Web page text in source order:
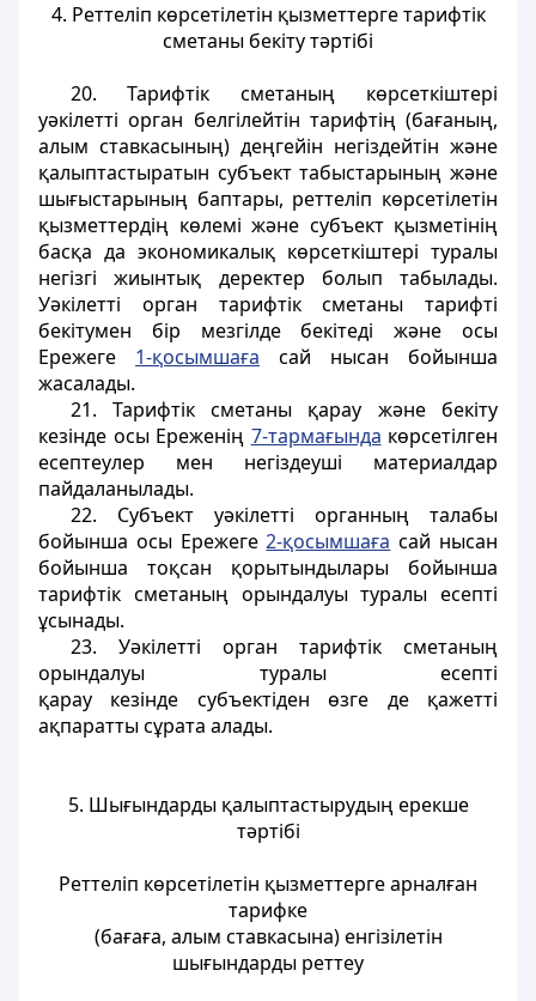
4. Реттеліп көрсетілетін қызметтерге тарифтік
сметаны бекіту тәртібі
20. Тарифтік сметаның көрсеткіштері
уәкілетті орган белгілейтін тарифтің (бағаның,
алым ставкасының) деңгейін негіздейтін және
қалыптастыратын субъект табыстарының және
шығыстарының баптары, реттеліп көрсетілетін
қызметтердің көлемі және субъект қызметінің
басқа да экономикалық көрсеткіштері туралы
негізгі жиынтық деректер болып табылады.
Уәкілетті орган тарифтік сметаны тарифті
бекітумен бір мезгілде бекітеді және осы
Ережеге 1-қосымшаға сай нысан бойынша
жасалады.
21. Тарифтік сметаны қарау және бекіту
кезінде осы Ереженің 7-тармағында көрсетілген
есептеулер мен негіздеуші материалдар
пайдаланылады.
22. Субъект уәкілетті органның талабы
бойынша осы Ережеге2-қосымшаға сай нысан
бойынша тоқсан қорытындылары бойынша
тарифтік сметаның орындалуы туралы есепті
ұсынады.
23. Уәкілетті орган тарифтік сметаның
орындалуы туралы есепті
қарау кезінде субъектіден өзге де қажетті
ақпаратты сұрата алады.
5. Шығындарды қалыптастырудың ерекше
тәртібі
Реттеліп көрсетілетін қызметтерге арналған
тарифке
(бағаға, алым ставкасына) енгізілетін
шығындарды реттеу